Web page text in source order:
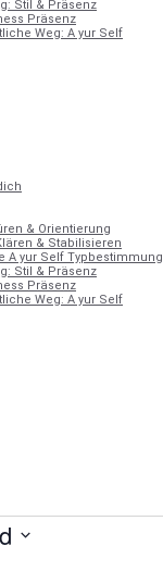
Stil & Präsenz
Präsenz
Weg: A yur Self
& Orientierung
& Stabilisieren
A yur Self Typbestimmung
Stil & Präsenz
Präsenz
Weg: A yur Self